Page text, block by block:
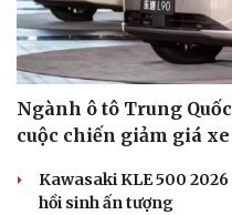
Ngành ô tô Trung
cuộc chiến giảm giá
Kawasaki KLE 500
hồi sinh ấn tượng